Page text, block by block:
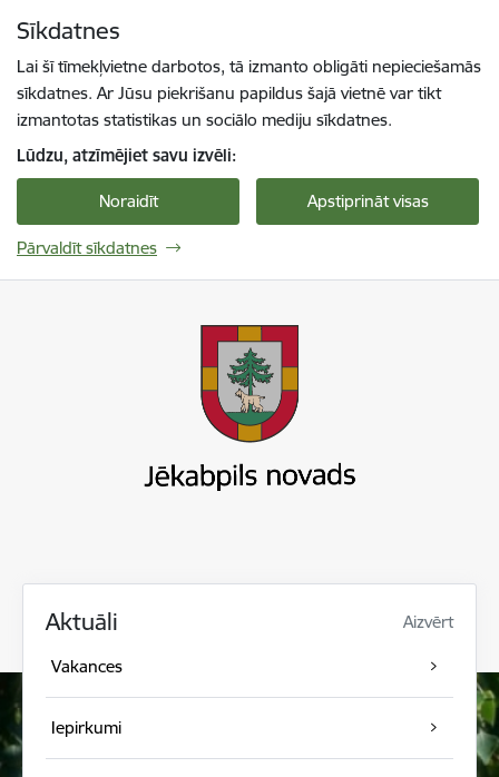
Sīkdatnes
Lai šī tīmekļvietne darbotos, tā izmanto obligāti nepieciešamās
sīkdatnes. Ar Jūsu piekrišanu papildus šajā vietnē var tikt
izmantotas statistikas un sociālo mediju sīkdatnes.
Lūdzu, atzīmējiet savu izvēli:
Noraidīt Apstiprināt visas
Pārvaldīt sīkdatnes
Aktuāli Aizvērt
Vakances
Iepirkumi